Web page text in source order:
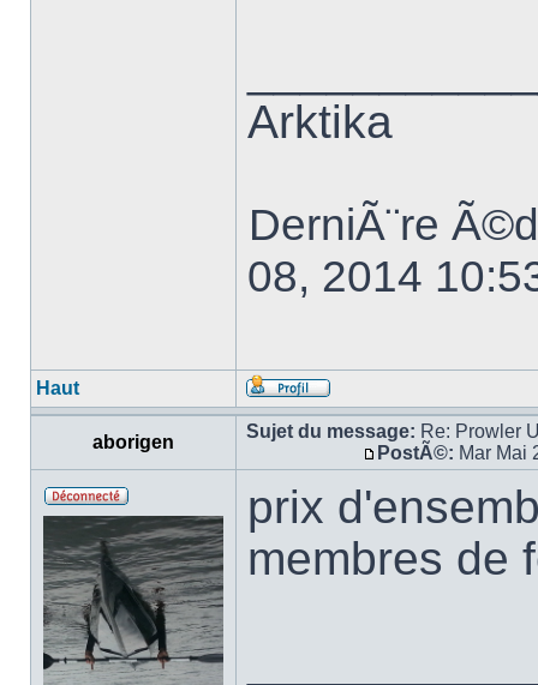
Arktika
DerniÃ¨re
08, 2014
Haut
aborigen
Sujet du message: Re: Prowler
PostÃ©: Mar Mai
prix
membres de